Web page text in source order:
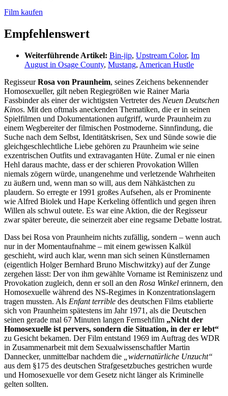
Film kaufen
Empfehlenswert
Weiterführende Artikel: Bin-jip, Upstream Color, Im
August in Osage County, Mustang, American Hustle
RegisseurRosa von Praunheim, seines Zeichens bekennender
Homosexueller, gilt neben Regiegrößen wie Rainer Maria
Fassbinder als einer der wichtigsten Vertreter des Neuen Deutschen
Kinos. Mit den oftmals aneckenden Thematiken, die er in seinen
Spielfilmen und Dokumentationen aufgriff, wurde Praunheim zu
einem Wegbereiter der filmischen Postmoderne. Sinnfindung, die
Suche nach dem Selbst, Identitätskrisen, Sex und Sünde sowie die
gleichgeschlechtliche Liebe gehören zu Praunheim wie seine
exzentrischen Outfits und extravaganten Hüte. Zumal er nie einen
Hehl daraus machte, dass er der schieren Provokation Willen
niemals zögern würde, unangenehme und verletzende Wahrheiten
zu äußern und, wenn man so will, aus dem Nähkästchen zu
plaudern. So erregte er 1991 großes Aufsehen, als er Prominente
wie Alfred Biolek und Hape Kerkeling öffentlich und gegen ihren
Willen als schwul outete. Es war eine Aktion, die der Regisseur
zwar später bereute, die seinerzeit aber eine regsame Debatte lostrat.
Dass bei Rosa von Praunheim nichts zufällig, sondern – wenn auch
nur in der Momentaufnahme – mit einem gewissen Kalkül
geschieht, wird auch klar, wenn man sich seinen Künstlernamen
(eigentlich Holger Bernhard Bruno Mischwitzky) auf der Zunge
zergehen lässt: Der von ihm gewählte Vorname ist Reminiszenz und
Provokation zugleich, denn er soll an den Rosa Winkel erinnern, den
Homosexuelle während des NS-Regimes in Konzentrationslagern
tragen mussten. Als Enfant terrible des deutschen Films etablierte
sich von Praunheim spätestens im Jahr 1971, als die Deutschen
seinen gerade mal 67 Minuten langen Fernsehfilm „Nicht der
Homosexuelle ist pervers, sondern die Situation, in der er lebt“
zu Gesicht bekamen. Der Film entstand 1969 im Auftrag des WDR
in Zusammenarbeit mit dem Sexualwissenschaftler Martin
Dannecker, unmittelbar nachdem die
„widernatürliche Unzucht“
aus dem §175 des deutschen Strafgesetzbuches gestrichen wurde
und Homosexuelle vor dem Gesetz nicht länger als Kriminelle
gelten sollten.